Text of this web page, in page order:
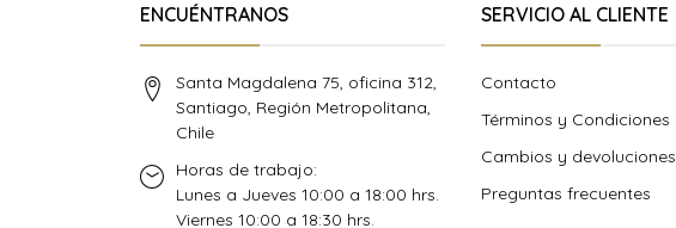
ENCUÉNTRANOS
Santa Magdalena 75, oficina 312,
Santiago, Región Metropolitana,
Chile
Horas de trabajo:
Lunes a Jueves 10:00 a 18:00 hrs.
Viernes 10:00 a 18:30 hrs.
SERVICIO AL CLIENTE
Contacto
Términos y Condiciones
Cambios y devoluciones
Preguntas frecuentes